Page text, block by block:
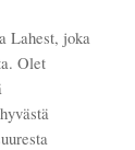
Lahest, joka
Olet